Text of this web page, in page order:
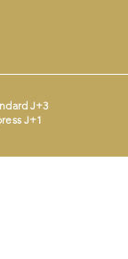
J+3
J+1